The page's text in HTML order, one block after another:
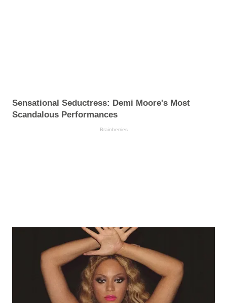
Sensational Seductress: Demi Moore's Most
Scandalous Performances
Brainberries